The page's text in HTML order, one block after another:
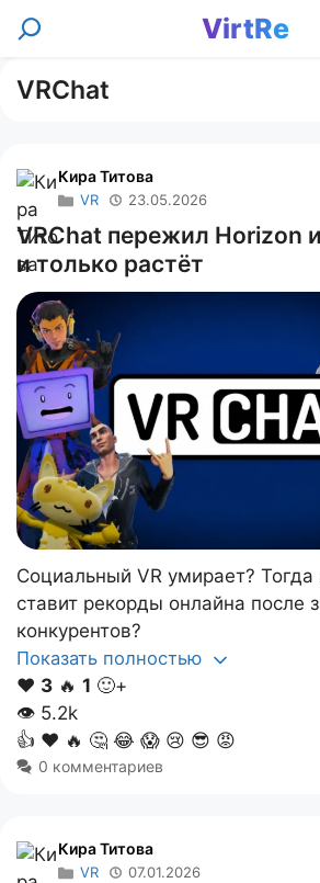
Перейти
VirtRe
Поиск
VRChat
Кира Титова
VR 23.05.2026
VRChat пережил Horizon
и только растёт
Социальный VR умирает?
ставит рекорды онлайна после
конкурентов?
Показать полностью
❤️ 3 🔥 1 🙂+
👁 5.2k
👍 ❤️ 🔥 🤔 😂 😱 😢 😎 😡
0 комментариев
Кира Титова
VR 07.01.2026